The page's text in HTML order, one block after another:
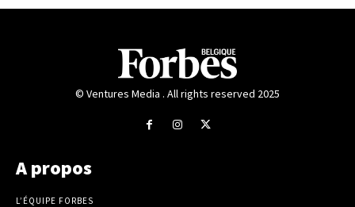
© Ventures Media . All rights reserved 2025
A propos
L’ÉQUIPE FORBES